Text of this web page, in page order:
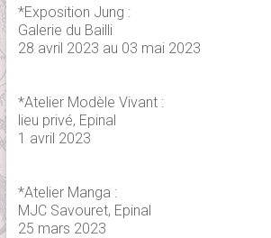
*Exposition Jung :
Galerie du Bailli
28 avril 2023 au 03 mai 2023
*Atelier Modèle Vivant :
lieu privé, Epinal
1 avril 2023
*Atelier Manga :
MJC Savouret, Epinal
25 mars 2023